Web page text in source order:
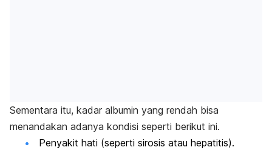
Sementara itu, kadar albumin yang rendah bisa
menandakan adanya kondisi seperti berikut ini.
Penyakit hati (seperti sirosis atau hepatitis).